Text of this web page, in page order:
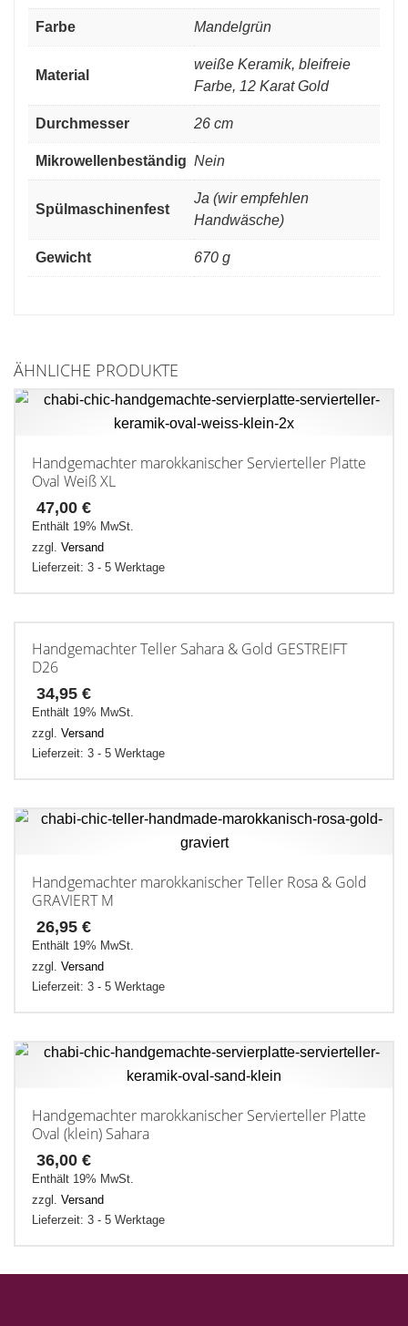
Farbe Mandelgrün
Material
weiße Keramik, bleifreie
Farbe, 12 Karat Gold
Durchmesser 26 cm
Mikrowellenbeständig Nein
Spülmaschinenfest
Ja (wir empfehlen
Handwäsche)
Gewicht 670 g
ÄHNLICHE PRODUKTE
Handgemachter marokkanischer Servierteller Platte
Oval Weiß XL
47,00 €
Enthält 19% MwSt.
zzgl. Versand
Lieferzeit: 3 - 5 Werktage
Handgemachter Teller Sahara & Gold GESTREIFT
D26
34,95 €
Enthält 19% MwSt.
zzgl. Versand
Lieferzeit: 3 - 5 Werktage
Handgemachter marokkanischer Teller Rosa & Gold
GRAVIERT M
26,95 €
Enthält 19% MwSt.
zzgl. Versand
Lieferzeit: 3 - 5 Werktage
Handgemachter marokkanischer Servierteller Platte
Oval (klein) Sahara
36,00 €
Enthält 19% MwSt.
zzgl. Versand
Lieferzeit: 3 - 5 Werktage